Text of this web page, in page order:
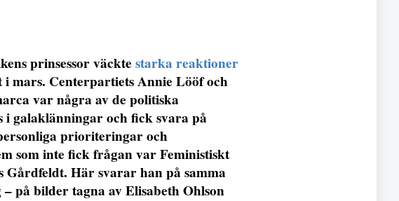
prinsessor väckte starka reaktioner
mars. Centerpartiets Annie Lööf och
var några av de politiska
galaklänningar och fick svara på
prioriteringar och
som inte fick frågan var Feministiskt
Här svarar han på samma
på bilder tagna av Elisabeth Ohlson